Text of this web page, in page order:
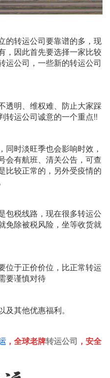
的转运公司要靠谱的多，现
，因此首先要选择一家比较
运公司，一些新的转运公司
透明、维权难、防止大家踩
转运公司诚意的一个重点!!
同时淡旺季也会影响时效，
会有航班、清关公告，可查
比较正常的，另外受疫情的
包税线路，现在很多转运公
免除被税风险，坐等收货就
位于正价价位，比正常转运
要谨慎对待
其他优惠福利。
，全球老牌转运公司 ，安全